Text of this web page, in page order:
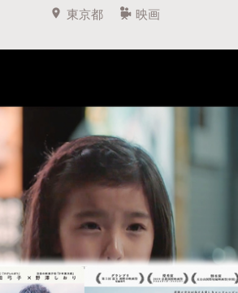
Feature
キュレーターから探す 特集か
Legendary
プロジェクト 調達額が大きいプロジェ
東京都 映画